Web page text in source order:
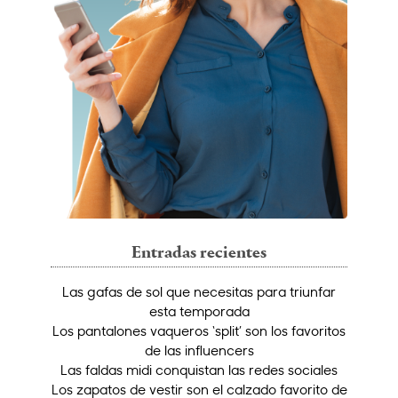
Entradas recientes
Las gafas de sol que necesitas para triunfar
esta temporada
Los pantalones vaqueros ‘split’ son los favoritos
de las influencers
Las faldas midi conquistan las redes sociales
Los zapatos de vestir son el calzado favorito de